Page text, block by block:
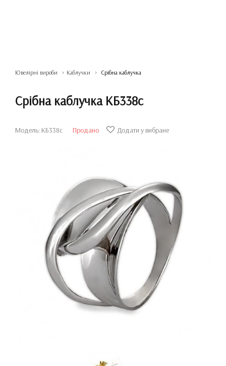
Ювелірні вироби Каблучки Срібна каблучка
Срібна каблучка КБ338с
Модель: КБ338с Продано Додати у вибране